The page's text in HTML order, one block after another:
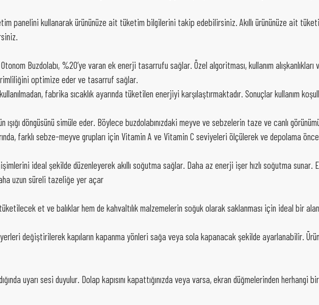
panelini kullanarak ürününüze ait tüketim bilgilerini takip edebilirsiniz. Akıllı ürününüze ait
Buzdolabı, %20’ye varan ek enerji tasarrufu sağlar. Özel algoritması, kullanım
optimize eder ve tasarruf sağlar.
fabrika sıcaklık ayarında tüketilen enerjiyi karşılaştırmaktadır. Sonuçlar kullanım
döngüsünü simüle eder. Böylece buzdolabınızdaki meyve ve sebzelerin taze ve canlı
farklı sebze-meyve grupları için Vitamin A ve Vitamin C seviyeleri ölçülerek ve depolama
ideal şekilde düzenleyerek akıllı soğutma sağlar. Daha az enerji işer hızlı soğutma sunar.
uzun süreli tazeliğe yer açar
et ve balıklar hem de kahvaltılık malzemelerin soğuk olarak saklanması için ideal bir
değiştirilerek kapıların kapanma yönleri sağa veya sola kapanacak şekilde ayarlanabilir.
uyarı sesi duyulur. Dolap kapısını kapattığınızda veya varsa, ekran düğmelerinden herhangi